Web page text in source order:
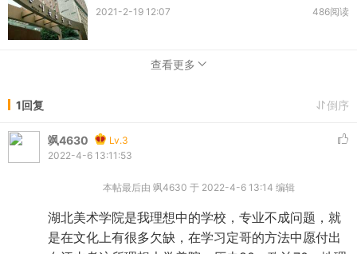
2021-2-19 12:07 486阅读
查看更多
1回复 倒序
飒4630
Lv.3
2022-4-6 13:11:53
本帖最后由 飒4630 于 2022-4-6 13:14 编辑
湖北美术学院是我理想中的学校，专业不成问题，就
是在文化上有很多欠缺，在学习定哥的方法中愿付出